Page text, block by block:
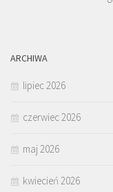
ARCHIWA
lipiec 2026
czerwiec 2026
maj 2026
kwiecień 2026